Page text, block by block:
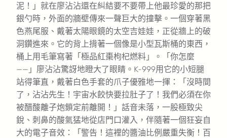
泥！」就在廖沾沾還在糾結要不要帶上他最珍愛的那把
銀勺時，外面的牆壁傳來一聲巨大的撞擊。一個穿著黑
色燕尾服、戴著太陽眼鏡的太空吉娃娃，正從牆上的破
洞鑽進來。它的背上揹著一個像是小型瓦斯桶的東西，
桶上用毛筆寫著「極品紅棗枸杞燃料」。「你怎麼
——」廖沾沾驚訝地瞪大了眼睛。K-999用它的小短腿
站得筆直，戴著白色手套的爪子優雅地一揮：「沒時間
了，沾沾先生！宇宙水餃快要拉肚子了！我們必須在你
被醋酸離子炮鎖定前離開！」話音未落，一股極致尖
銳、刺鼻的酸氣猛地從店門口灌入，伴隨著一個狂妄自
大的電子音效：「警告！這裡的醬油比例嚴重失衡！百